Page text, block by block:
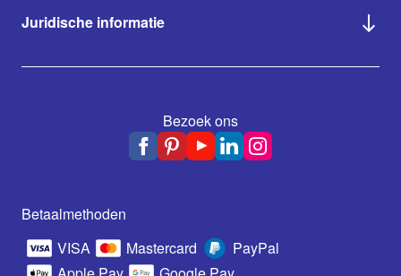
Juridische informatie
Bezoek ons
Betaalmethoden
VISA
Mastercard
PayPal